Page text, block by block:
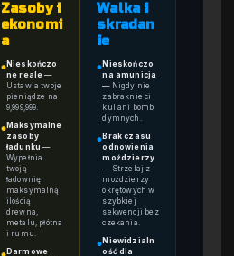
Zasoby i
ekonomi
a
●Nieskończo
ne reale —
Ustawia twoje
pieniądze na
9,999,999.
●Maksymalne
zasoby
ładunku —
Wypełnia
twoją
ładownię
maksymalną
ilością
drewna,
metalu, płótna
i rumu.
Darmowe
Walka i
skradan
ie
●Nieskończo
na amunicja
— Nigdy nie
zabraknie ci
kul ani bomb
dymnych.
●Brak czasu
odnowienia
moździerzy
— Strzelaj z
moździerzy
okrętowych w
szybkiej
sekwencji bez
czekania.
●Niewidzialn
ość dla